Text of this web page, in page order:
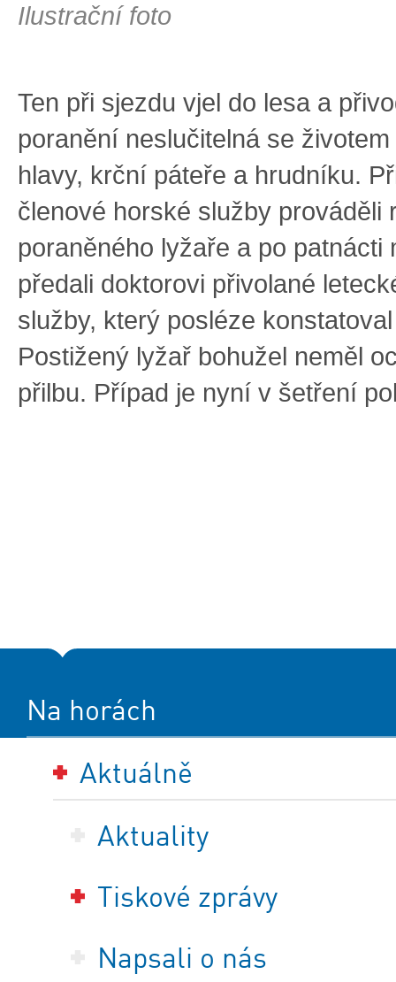
Ilustrační foto
Ten při sjezdu vjel do lesa a
poranění neslučitelná se
hlavy, krční páteře a hrudníku.
členové horské služby prováděli
poraněného lyžaře a po patnácti
předali doktorovi přivolané
služby, který posléze
Postižený lyžař bohužel neměl
přilbu. Případ je nyní v šetření
Na horách
Aktuálně
Aktuality
Tiskové zprávy
Napsali o nás